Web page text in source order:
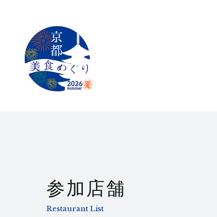
参加店舗
Restaurant List